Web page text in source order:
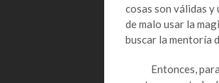
cosas son válidas y
de malo usar la
buscar la mentoría
Entonces, para